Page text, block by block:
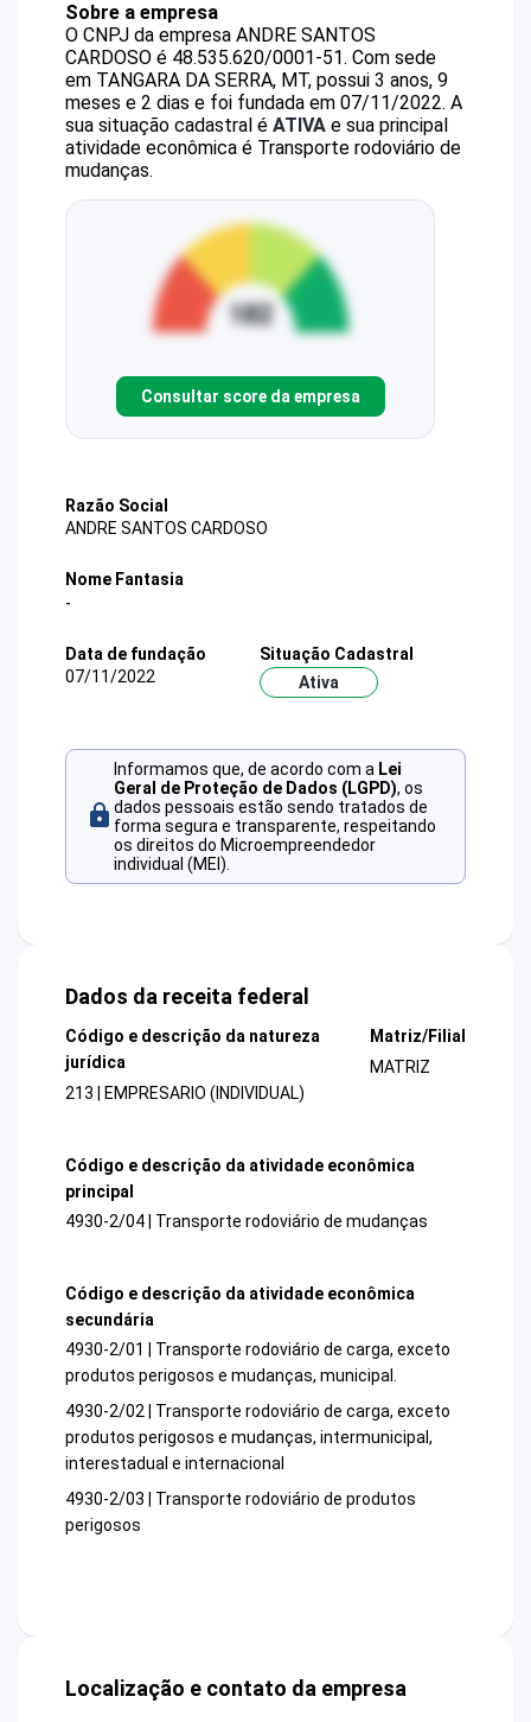
Sobre a empresa
O CNPJ da empresa ANDRE SANTOS
CARDOSO é 48.535.620/0001-51. Com sede
em TANGARA DA SERRA, MT, possui 3 anos, 9
meses e 2 dias e foi fundada em 07/11/2022. A
sua situação cadastral é ATIVA e sua principal
atividade econômica é Transporte rodoviário de
mudanças.
Consultar score da empresa
Razão Social
ANDRE SANTOS CARDOSO
Nome Fantasia
-
Data de fundação
07/11/2022
Situação Cadastral
Ativa
Informamos que, de acordo com a Lei
Geral de Proteção de Dados (LGPD), os
dados pessoais estão sendo tratados de
forma segura e transparente, respeitando
os direitos do Microempreendedor
individual (MEI).
Dados da receita federal
Código e descrição da natureza
jurídica
213 | EMPRESARIO (INDIVIDUAL)
Matriz/Filial
MATRIZ
Código e descrição da atividade econômica
principal
4930-2/04 | Transporte rodoviário de mudanças
Código e descrição da atividade econômica
secundária
4930-2/01 | Transporte rodoviário de carga, exceto
produtos perigosos e mudanças, municipal.
4930-2/02 | Transporte rodoviário de carga, exceto
produtos perigosos e mudanças, intermunicipal,
interestadual e internacional
4930-2/03 | Transporte rodoviário de produtos
perigosos
Localização e contato da empresa